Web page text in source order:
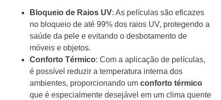
Bloqueio de Raios UV: As películas são eficazes
no bloqueio de até 99% dos raios UV, protegendo a
saúde da pele e evitando o desbotamento de
móveis e objetos.
Conforto Térmico: Com a aplicação de películas,
é possível reduzir a temperatura interna dos
ambientes, proporcionando um conforto térmico
que é especialmente desejável em um clima quente